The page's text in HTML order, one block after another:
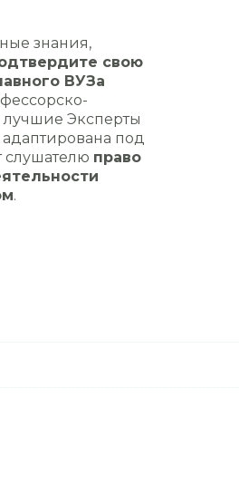
знания,
свою
ВУЗа
лучшие Эксперты
под
слушателю право
.